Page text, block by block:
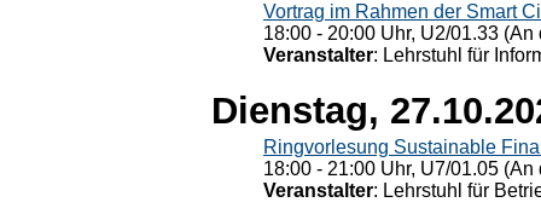
Vortrag im Rahmen der Smart
18:00 - 20:00 Uhr, U2/01.33
Veranstalter: Lehrstuhl für
Dienstag,
Ringvorlesung Sustainable
18:00 - 21:00 Uhr, U7/01.05
Veranstalter: Lehrstuhl für